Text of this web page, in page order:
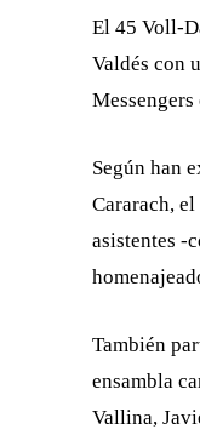
El 45 Voll-
Valdés con
Según han
Cararach,
asistentes -
También
ensambla
Vallina,